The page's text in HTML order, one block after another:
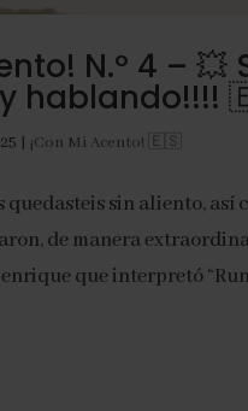
N.º 4 – 💥
hablando!!!!
| ¡Con Mi Acento! 🇪🇸
quedasteis sin aliento,
de manera
que interpretó “Run